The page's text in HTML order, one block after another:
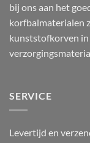
bij ons aan het
korfbalmaterialen
kunststofkorven
SERVICE
Levertijd en